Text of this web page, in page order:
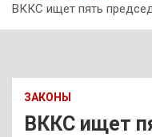
ВККС ищет пять
ЗАКОНЫ
ВККС ищет